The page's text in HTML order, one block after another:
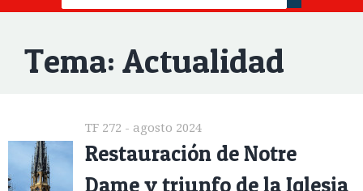
Tema: Actualidad
TF 272 - agosto 2024
Restauración de Notre
Dame y triunfo de la Iglesia